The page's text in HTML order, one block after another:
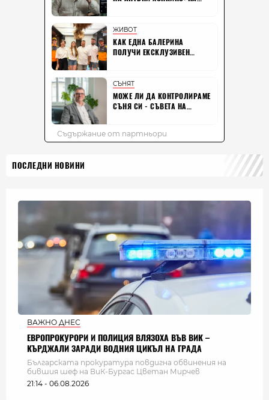
ПОСЛЕДНИ НОВИНИ
ВАЖНО ДНЕС
ЕВРОПРОКУРОРИ И ПОЛИЦИЯ ВЛЯЗОХА ВЪВ ВИК –
КЪРДЖАЛИ ЗАРАДИ ВОДНИЯ ЦИКЪЛ НА ГРАДА
Българската прокуратура повдигна обвинения на
бившия шеф на ВиК-Бургас Цветан Мирчев
21:14 - 06.08.2026